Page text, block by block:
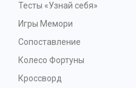
Тесты «Узнай себя»
Игры Мемори
Сопоставление
Колесо Фортуны
Кроссворд